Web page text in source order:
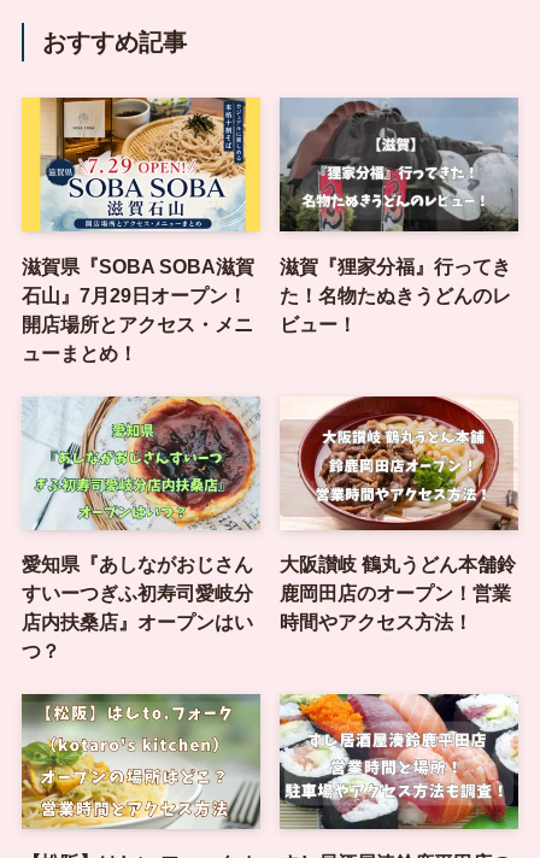
おすすめ記事
滋賀県『SOBA SOBA滋賀
石山』7月29日オープン！
開店場所とアクセス・メニ
ューまとめ！
滋賀『狸家分福』行ってき
た！名物たぬきうどんのレ
ビュー！
愛知県『あしながおじさん
すいーつぎふ初寿司愛岐分
店内扶桑店』オープンはい
つ？
大阪讃岐 鶴丸うどん本舗鈴
鹿岡田店のオープン！営業
時間やアクセス方法！